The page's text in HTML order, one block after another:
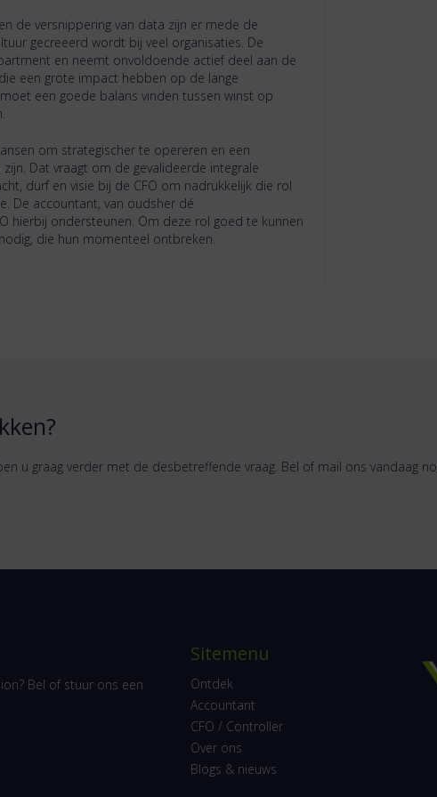
de versnippering van data zijn er mede de
gecreëerd wordt bij veel organisaties. De
en neemt onvoldoende actief deel aan de
een grote impact hebben op de lange
een goede balans vinden tussen winst op
om strategischer te opereren en een
Dat vraagt om de gevalideerde integrale
durf en visie bij de CFO om nadrukkelijk die rol
De accountant, van oudsher dé
hierbij ondersteunen. Om deze rol goed te kunnen
die hun momenteel ontbreken.
u graag verder met de desbetreffende vraag. Bel of mail ons vandaag
Bel of stuur ons een
Sitemenu
Ontdek
Accountant
CFO / Controller
Over ons
Blogs & nieuws